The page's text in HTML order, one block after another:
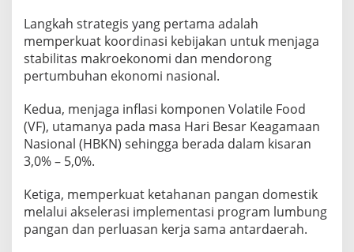
A
S
I
Langkah strategis yang pertama adalah
memperkuat koordinasi kebijakan untuk menjaga
stabilitas makroekonomi dan mendorong
pertumbuhan ekonomi nasional.
Kedua, menjaga inflasi komponen Volatile Food
(VF), utamanya pada masa Hari Besar Keagamaan
Nasional (HBKN) sehingga berada dalam kisaran
3,0% – 5,0%.
Ketiga, memperkuat ketahanan pangan domestik
melalui akselerasi implementasi program lumbung
pangan dan perluasan kerja sama antardaerah.